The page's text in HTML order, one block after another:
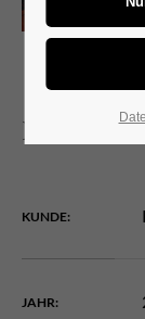
Lorem
We offer
KUNDE:
JAHR: